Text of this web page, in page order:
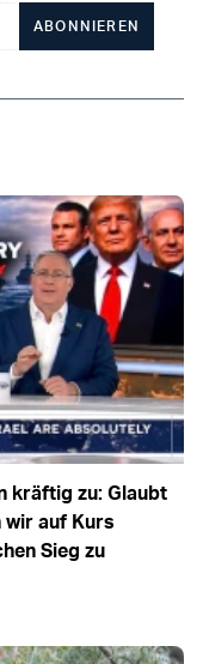
ABONNIEREN
kräftig zu: Glaubt
wir auf Kurs
Sieg zu